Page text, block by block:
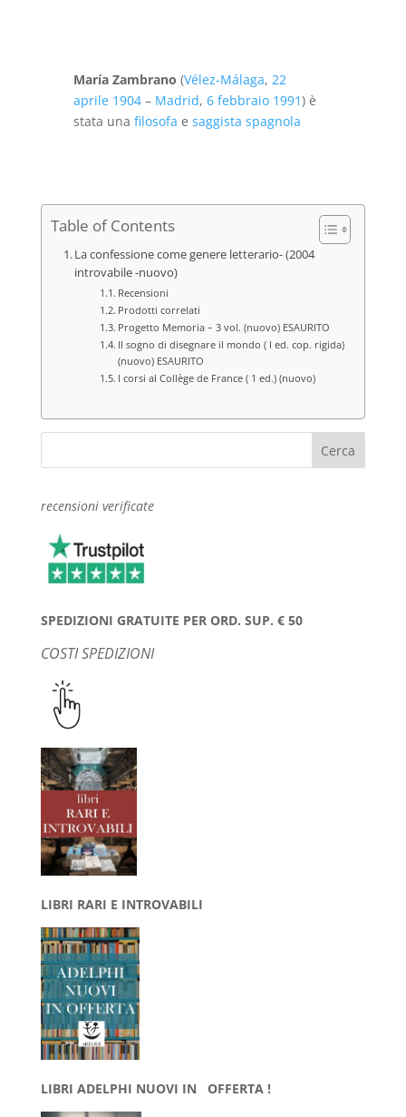
María Zambrano (Vélez-Málaga, 22
aprile 1904– Madrid, 6 febbraio 1991) è
stata una filosofa e saggista spagnola
Table of Contents
La confessione come genere letterario- (2004
introvabile -nuovo)
Recensioni
Prodotti correlati
Progetto Memoria – 3 vol. (nuovo) ESAURITO
Il sogno di disegnare il mondo ( I ed. cop. rigida)
(nuovo) ESAURITO
I corsi al Collège de France ( 1 ed.) (nuovo)
recensioni verificate
SPEDIZIONI GRATUITE PER ORD. SUP. € 50
COSTI SPEDIZIONI
LIBRI RARI E INTROVABILI
LIBRI ADELPHI NUOVI IN OFFERTA !